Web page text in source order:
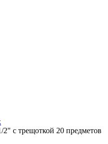
с трещоткой 20 предметов